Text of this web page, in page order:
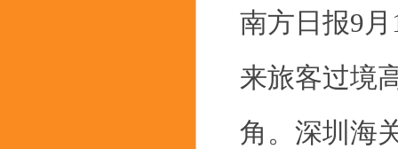
南方日报9
来旅客过境
角。深圳海